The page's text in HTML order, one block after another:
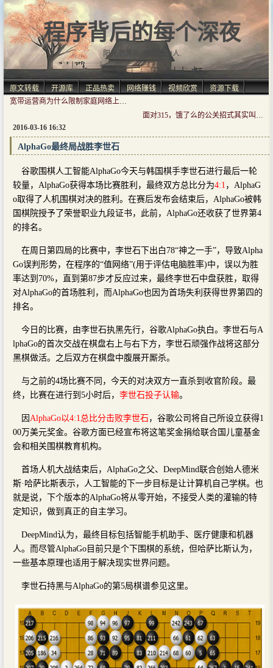
程序背后的每个深夜
阳光洒满肩, 仿佛自由人.
原文转载 开源库 正品热卖 网络赚钱 视频欣赏
资源下载
宽带运营商为什么限制家庭网络上行宽带
面对315，饿了么的公关招式其实叫“对人不对事”
2016-03-16 16:32
AlphaGo最终局战胜李世石
谷歌围棋人工智能AlphaGo今天与韩国棋手李世石进行最后一轮
较量，AlphaGo获得本场比赛胜利，最终双方总比分为4:1 ，AlphaG
o取得了人机围棋对决的胜利。在赛后发布会结束后，AlphaGo被韩
国棋院授予了荣誉职业九段证书，此前，AlphaGo还收获了世界第4
的排名。
在周日第四局的比赛中，李世石下出白78“神之一手”，导致Alpha
Go误判形势，在程序的“值网络”(用于评估电脑胜率)中，误以为胜
率达到70%，直到第87步才反应过来，最终李世石中盘获胜，取得
对AlphaGo的首场胜利，而AlphaGo也因为首场失利获得世界第四的
排名。
今日的比赛，由李世石执黑先行，谷歌AlphaGo执白。李世石与A
lphaGo的首次交战在棋盘右上与右下方，李世石顽强作战将这部分
黑棋做活。之后双方在棋盘中腹展开厮杀。
与之前的4场比赛不同，今天的对决双方一直杀到收官阶段。最
终，比赛在进行到5小时后， 李世石投子认输。
因 AlphaGo以4:1总比分击败李世石 ，谷歌公司将自己所设立获得1
00万美元奖金。谷歌方面已经宣布将这笔奖金捐给联合国儿童基金
会和相关围棋教育机构。
首场人机大战结束后，AlphaGo之父、DeepMind联合创始人德米
斯·哈萨比斯表示，人工智能的下一步目标是让计算机自己学棋。也
就是说，下个版本的AlphaGo将从零开始，不接受人类的灌输的特
定知识，做到真正的自主学习。
DeepMind认为，最终目标包括智能手机助手、医疗健康和机器
人。而尽管AlphaGo目前只是个下围棋的系统，但哈萨比斯认为，
一些基本原理也适用于解决现实世界问题。
李世石持黑与AlphaGo的第5局棋谱参见这里。